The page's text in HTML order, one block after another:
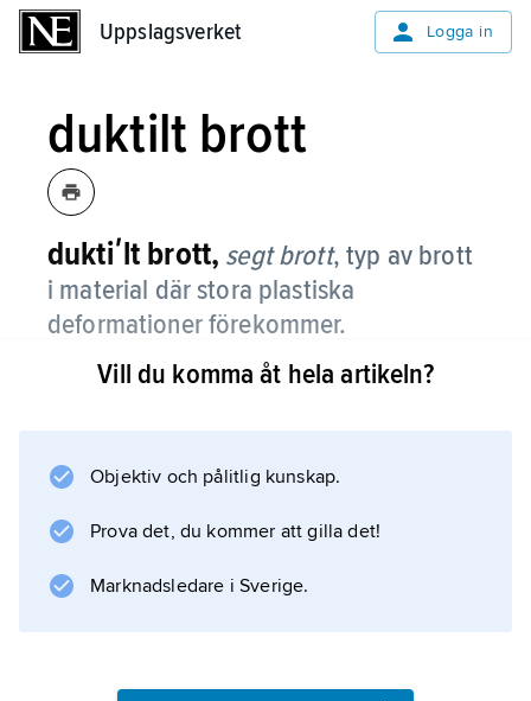
Uppslagsverket Logga in
duktilt brott
duktiʹlt brott, segt brott, typ av brott
i material där stora plastiska
deformationer förekommer.
Normala skjuvbrott och dimpelbrott hos
Vill du komma åt hela artikeln?
Objektiv och pålitlig kunskap.
Prova det, du kommer att gilla det!
Marknadsledare i Sverige.